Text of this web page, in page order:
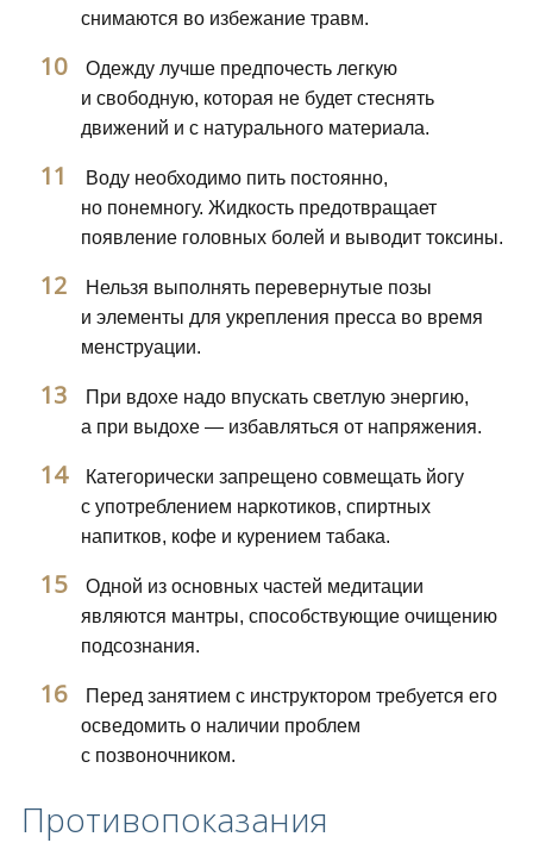
снимаются во избежание травм.
Одежду лучше предпочесть легкую
и свободную, которая не будет стеснять
движений и с натурального материала.
Воду необходимо пить постоянно,
но понемногу. Жидкость предотвращает
появление головных болей и выводит токсины.
Нельзя выполнять перевернутые позы
и элементы для укрепления пресса во время
менструации.
При вдохе надо впускать светлую энергию,
а при выдохе — избавляться от напряжения.
Категорически запрещено совмещать йогу
с употреблением наркотиков, спиртных
напитков, кофе и курением табака.
Одной из основных частей медитации
являются мантры, способствующие очищению
подсознания.
Перед занятием с инструктором требуется его
осведомить о наличии проблем
с позвоночником.
Противопоказания